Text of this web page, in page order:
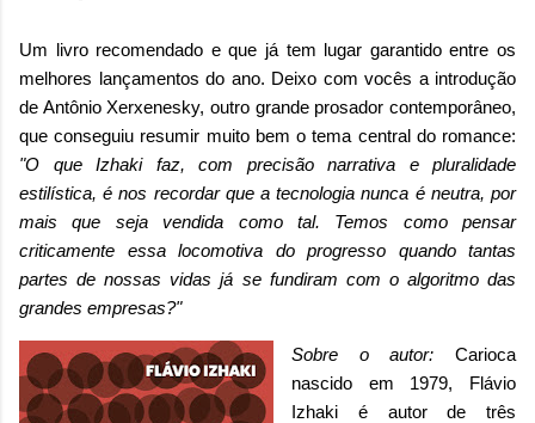
Um livro recomendado e que já tem lugar garantido entre os
melhores lançamentos do ano. Deixo com vocês a introdução
de Antônio Xerxenesky, outro grande prosador contemporâneo,
que conseguiu resumir muito bem o tema central do romance:
"O que Izhaki faz, com precisão narrativa e pluralidade
estilística, é nos recordar que a tecnologia nunca é neutra, por
mais que seja vendida como tal. Temos como pensar
criticamente essa locomotiva do progresso quando tantas
partes de nossas vidas já se fundiram com o algoritmo das
grandes empresas?"
Sobre o autor:Carioca
nascido em 1979, Flávio
Izhaki é autor de três